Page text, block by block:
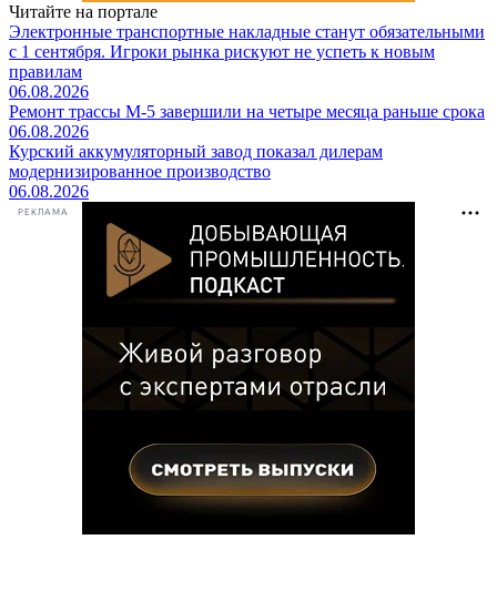
Читайте на портале
Электронные транспортные накладные станут обязательными
с 1 сентября. Игроки рынка рискуют не успеть к новым
правилам
06.08.2026
Ремонт трассы М-5 завершили на четыре месяца раньше срока
06.08.2026
Курский аккумуляторный завод показал дилерам
модернизированное производство
06.08.2026
РЕКЛАМА